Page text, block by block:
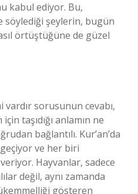
kabul ediyor. Bu,
söylediği şeylerin, bugün
örtüştüğüne de güzel
vardır sorusunun cevabı,
taşıdığı anlamın ne
bağlantılı. Kur’an’da
ve her biri
Hayvanlar, sadece
değil, aynı zamanda
gösteren